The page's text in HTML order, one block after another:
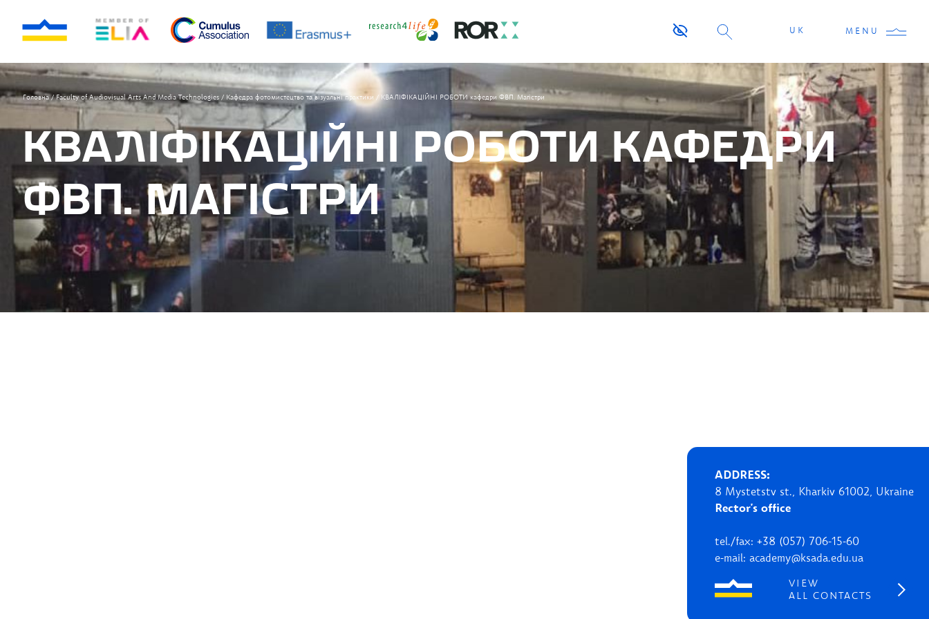
UK MENU
Головна /Faculty of Audiovisual Arts And Media Technologies / Кафедра фотомистецтво та візуальні практики / КВАЛІФІКАЦІЙНІ РОБОТИ кафедри ФВП. Магістри
КВАЛІФІКАЦІЙНІ РОБОТИ КАФЕДРИ
ФВП. МАГІСТРИ
ADDRESS:
8 Mystetstv st., Kharkiv 61002, Ukraine
Rector's office
tel./fax: +38 (057) 706-15-60
e-mail: academy@ksada.edu.ua
VIEW
ALL CONTACTS